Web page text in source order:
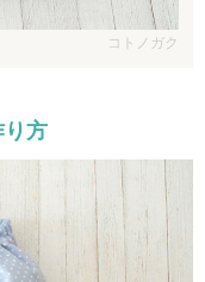
コトノガク
り方